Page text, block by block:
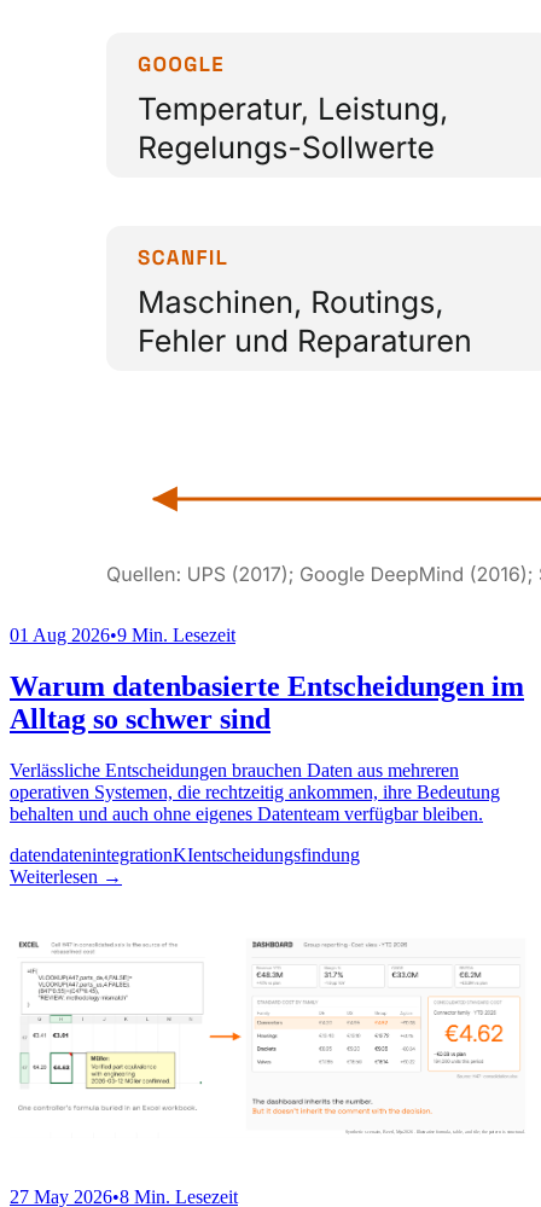
01 Aug 2026•9 Min. Lesezeit
Warum datenbasierte Entscheidungen im
Alltag so schwer sind
Verlässliche Entscheidungen brauchen Daten aus mehreren
operativen Systemen, die rechtzeitig ankommen, ihre Bedeutung
behalten und auch ohne eigenes Datenteam verfügbar bleiben.
datendatenintegrationKIentscheidungsfindung
Weiterlesen →
27 May 2026•8 Min. Lesezeit